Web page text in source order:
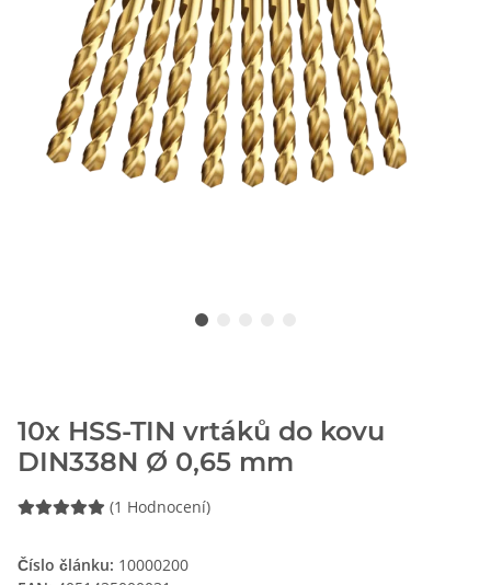
10x HSS-TIN vrtáků do kovu
DIN338N Ø 0,65 mm
(1 Hodnocení)
Číslo článku: 10000200